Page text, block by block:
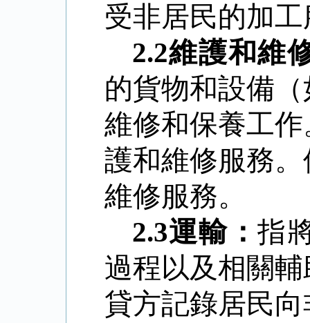
受非居民的加
2.2維護和維
的貨物和設備
維修和保養工
護和維修服務
維修服務。
2.3運輸：指
過程以及相關
貸方記錄居民